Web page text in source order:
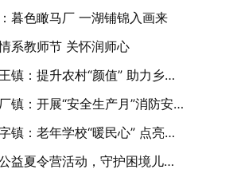
暮色瞰马厂 一湖铺锦入画来
系教师节 关怀润师心
全椒县西王镇：提升农村“颜值” 助力乡村振兴
全椒县马厂镇：开展“安全生产月”消防安全演练
全椒县十字镇：老年学校“暖民心” 点亮幸福“夕阳红”
全椒开展公益夏令营活动，守护困境儿童健康成长